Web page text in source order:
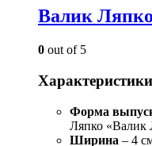
Валик
0 out of 5
Характеристики
Форма
Ляпко «Валик
Ширина – 4